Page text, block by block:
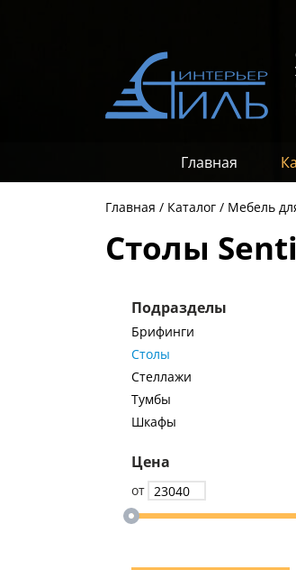
Главная
Главная Каталог Мебель
Столы
Подразделы
Брифинги
Столы
Стеллажи
Тумбы
Шкафы
Цена
от